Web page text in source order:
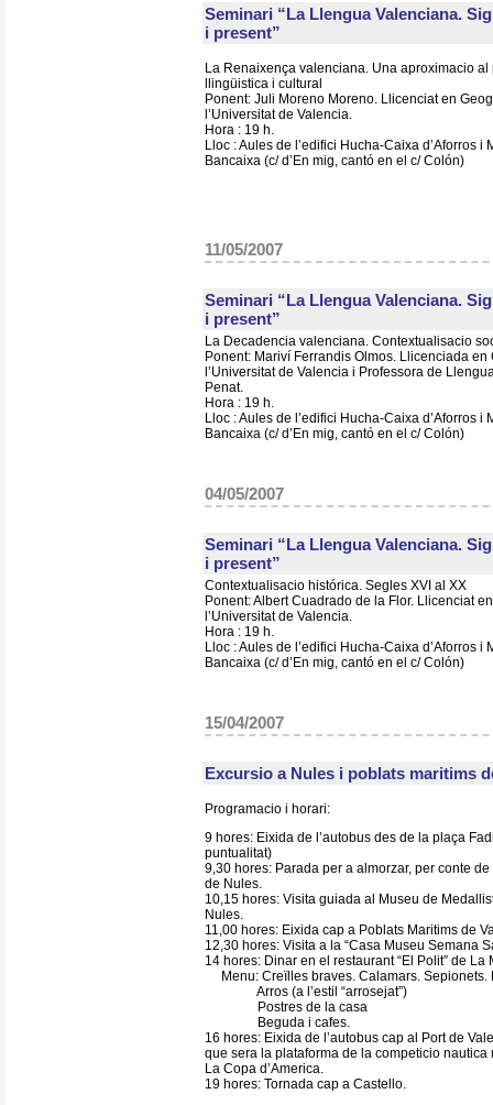
Seminari “La Llengua Valenciana.
i present”
La Renaixença valenciana. Una aproximacio
llingüistica i cultural
Ponent: Juli Moreno Moreno. Llicenciat en
l’Universitat de Valencia.
Hora : 19 h.
Lloc : Aules de l’edifici Hucha-Caixa d’Aforros i
Bancaixa (c/ d’En mig, cantó en el c/ Colón)
11/05/2007
Seminari “La Llengua Valenciana.
i present”
La Decadencia valenciana. Contextualisacio
Ponent: Mariví Ferrandis Olmos. Llicenciada
l’Universitat de Valencia i Professora de
Penat.
Hora : 19 h.
Lloc : Aules de l’edifici Hucha-Caixa d’Aforros i
Bancaixa (c/ d’En mig, cantó en el c/ Colón)
04/05/2007
Seminari “La Llengua Valenciana.
i present”
Contextualisacio histórica. Segles XVI al XX
Ponent: Albert Cuadrado de la Flor. Llicenciat
l’Universitat de Valencia.
Hora : 19 h.
Lloc : Aules de l’edifici Hucha-Caixa d’Aforros i
Bancaixa (c/ d’En mig, cantó en el c/ Colón)
15/04/2007
Excursio a Nules i poblats maritims
Programacio i horari:
9 hores: Eixida de l’autobus des de la plaça
puntualitat)
9,30 hores: Parada per a almorzar, per conte de
de Nules.
10,15 hores: Visita guiada al Museu de
Nules.
11,00 hores: Eixida cap a Poblats Maritims de
12,30 hores: Visita a la “Casa Museu Semana
14 hores: Dinar en el restaurant “El Polit” de La
Menu: Creïlles braves. Calamars. Sepionets.
Arros (a l’estil “arrosejat”)
Postres de la casa
Beguda i cafes.
16 hores: Eixida de l’autobus cap al Port de
que sera la plataforma de la competicio nautica
La Copa d’America.
19 hores: Tornada cap a Castello.